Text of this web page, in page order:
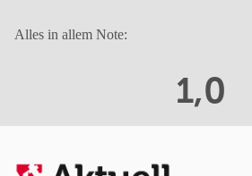
Alles in allem Note:
1,0